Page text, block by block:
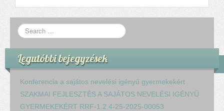
Legutóbbi bejegyzések
Konferencia a sajátos nevelési igényű gyermekekért
SZAKMAI FEJLESZTÉS A SAJÁTOS NEVELÉSI IGÉNYŰ
GYERMEKEKÉRT RRF-1.2.4-25-2025-00053